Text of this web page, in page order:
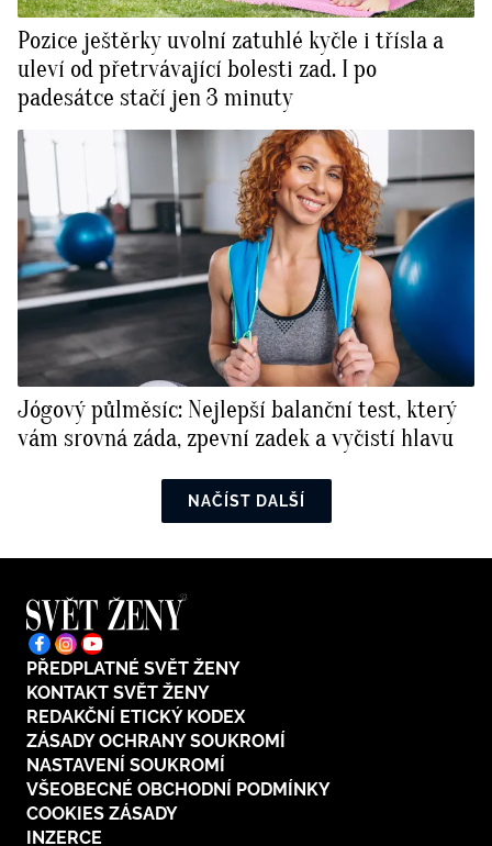
Pozice ještěrky uvolní zatuhlé kyčle i třísla a
uleví od přetrvávající bolesti zad. I po
padesátce stačí jen 3 minuty
Jógový půlměsíc: Nejlepší balanční test, který
vám srovná záda, zpevní zadek a vyčistí hlavu
NAČÍST DALŠÍ
PŘEDPLATNÉ SVĚT ŽENY
KONTAKT SVĚT ŽENY
REDAKČNÍ ETICKÝ KODEX
ZÁSADY OCHRANY SOUKROMÍ
NASTAVENÍ SOUKROMÍ
VŠEOBECNÉ OBCHODNÍ PODMÍNKY
COOKIES ZÁSADY
INZERCE